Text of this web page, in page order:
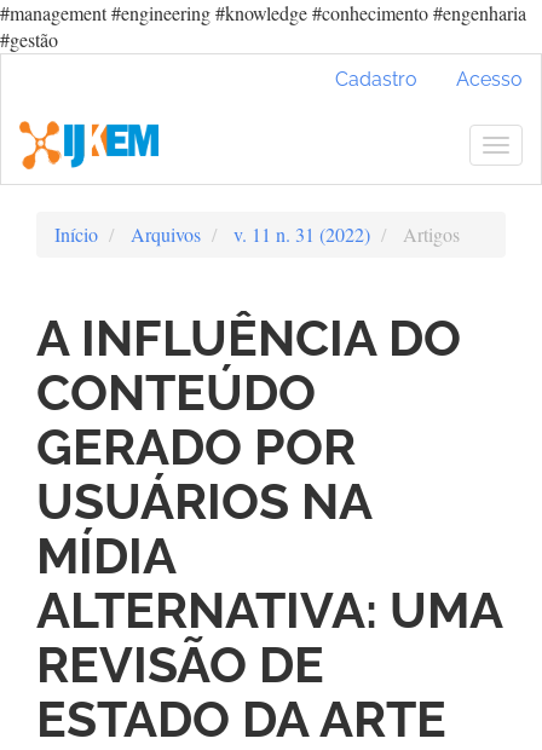
#management #engineering #knowledge #conhecimento #engenharia
#gestão
Conteúdo
principal
Barra
Cadastro Acesso
Início Arquivos v. 11 n. 31 (2022) Artigos
A INFLUÊNCIA DO
CONTEÚDO
GERADO POR
USUÁRIOS NA
MÍDIA
ALTERNATIVA: UMA
REVISÃO DE
ESTADO DA ARTE